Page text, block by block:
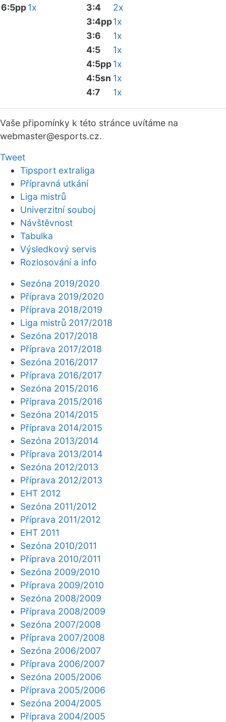
6:5pp1x
3:4
2x
3:4pp1x
3:6
1x
4:5
1x
4:5pp1x
4:5sn 1x
4:7
1x
Vaše připomínky k této stránce uvítáme na
webmaster@esports.cz.
Tweet
Tipsport extraliga
Přípravná utkání
Liga mistrů
Univerzitní souboj
Návštěvnost
Tabulka
Výsledkový servis
Rozlosování a info
Sezóna 2019/2020
Příprava 2019/2020
Příprava 2018/2019
Liga mistrů 2017/2018
Sezóna 2017/2018
Příprava 2017/2018
Sezóna 2016/2017
Příprava 2016/2017
Sezóna 2015/2016
Příprava 2015/2016
Sezóna 2014/2015
Příprava 2014/2015
Sezóna 2013/2014
Příprava 2013/2014
Sezóna 2012/2013
Příprava 2012/2013
EHT 2012
Sezóna 2011/2012
Příprava 2011/2012
EHT 2011
Sezóna 2010/2011
Příprava 2010/2011
Sezóna 2009/2010
Příprava 2009/2010
Sezóna 2008/2009
Příprava 2008/2009
Sezóna 2007/2008
Příprava 2007/2008
Sezóna 2006/2007
Příprava 2006/2007
Sezóna 2005/2006
Příprava 2005/2006
Sezóna 2004/2005
Příprava 2004/2005